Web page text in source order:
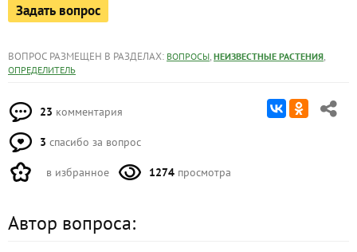
Задать вопрос
ВОПРОС РАЗМЕЩЕН В РАЗДЕЛАХ: ВОПРОСЫ, НЕИЗВЕСТНЫЕ РАСТЕНИЯ,
ОПРЕДЕЛИТЕЛЬ
23 комментария
3 спасибо за вопрос
в избранное 1274 просмотра
Автор вопроса: